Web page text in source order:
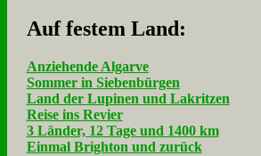
Auf fe­stem Land:
Anziehende Algarve
Sommer in Siebenbürgen
Land der Lupinen und Lakritzen
Reise ins Revier
3 Länder, 12 Tage und 1400 km
Einmal Brighton und zurück